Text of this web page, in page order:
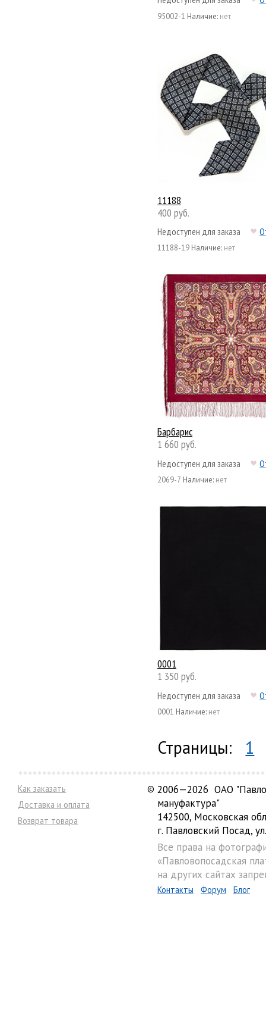
95002-1 Наличие: нет
11188
400 руб.
Недоступен для заказа
11188-19 Наличие: нет
Барбарис
1 660 руб.
Недоступен для заказа
2069-7 Наличие: нет
0001
1 350 руб.
Недоступен для заказа
0001 Наличие: нет
Страницы: 1
Как заказать
Доставка и оплата
Возврат товара
© 2006—2026 ОАО
мануфактура"
142500, Московская
г. Павловский Посад,
Все права на
«Павловопосадская
на других сайтах
Контакты Форум Блог